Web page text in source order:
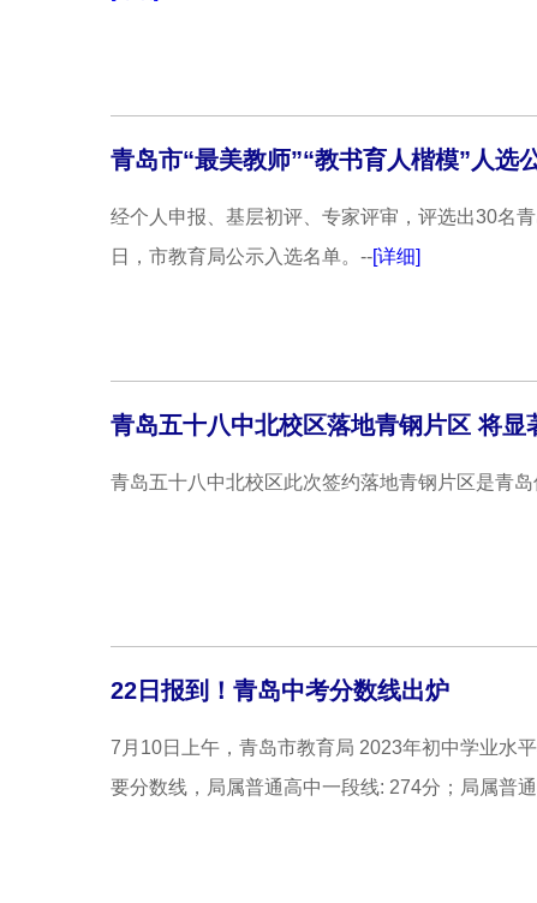
青岛市“最美教师”“教书育人楷模”人选
经个人申报、基层初评、专家评审，评选出30名
日，市教育局公示入选名单。--[详细]
青岛五十八中北校区落地青钢片区 将
青岛五十八中北校区此次签约落地青钢片区是青
22日报到！青岛中考分数线出炉
7月10日上午，青岛市教育局 2023年初中学业水
要分数线，局属普通高中一段线: 274分；局属普